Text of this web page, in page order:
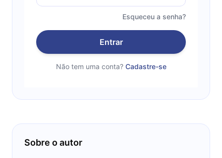
Esqueceu a senha?
Entrar
Não tem uma conta? Cadastre-se
Sobre o autor